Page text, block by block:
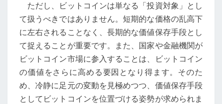
段
と
し
て
の
意
義
ただし、ビットコインは単なる「投資対象」とし
て扱うべきではありません。短期的な価格の乱高下
に左右されることなく、長期的な価値保存手段とし
て捉えることが重要です。また、国家や金融機関が
ビットコイン市場に参入することは、ビットコイン
の価値をさらに高める要因となり得ます。そのた
め、冷静に足元の変動を見極めつつ、価値保存手段
としてビットコインを位置づける姿勢が求められま